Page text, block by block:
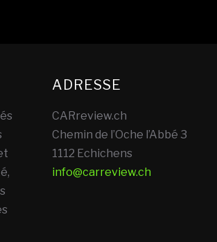
ADRESSE
CARreview.ch
Chemin de l’Oche l’Abbé 3
1112 Echichens
info@carreview.ch